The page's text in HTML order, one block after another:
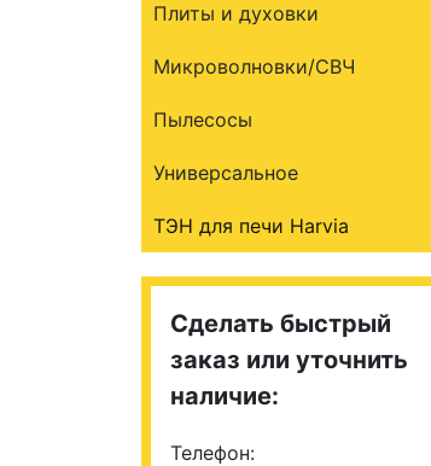
Плиты и духовки
Микроволновки/СВЧ
Пылесосы
Универсальное
ТЭН для печи Harvia
Сделать быстрый
заказ или уточнить
наличие:
Телефон: